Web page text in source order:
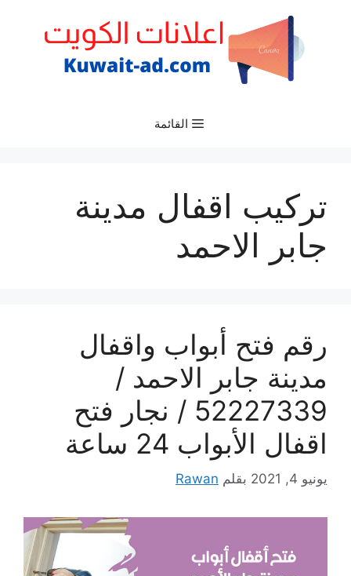
القائمة
تركيب اقفال مدينة
جابر الاحمد
رقم فتح أبواب واقفال
مدينة جابر الاحمد /
52227339 / نجار فتح
اقفال الأبواب 24 ساعة
يونيو 4, 2021 بقلم Rawan